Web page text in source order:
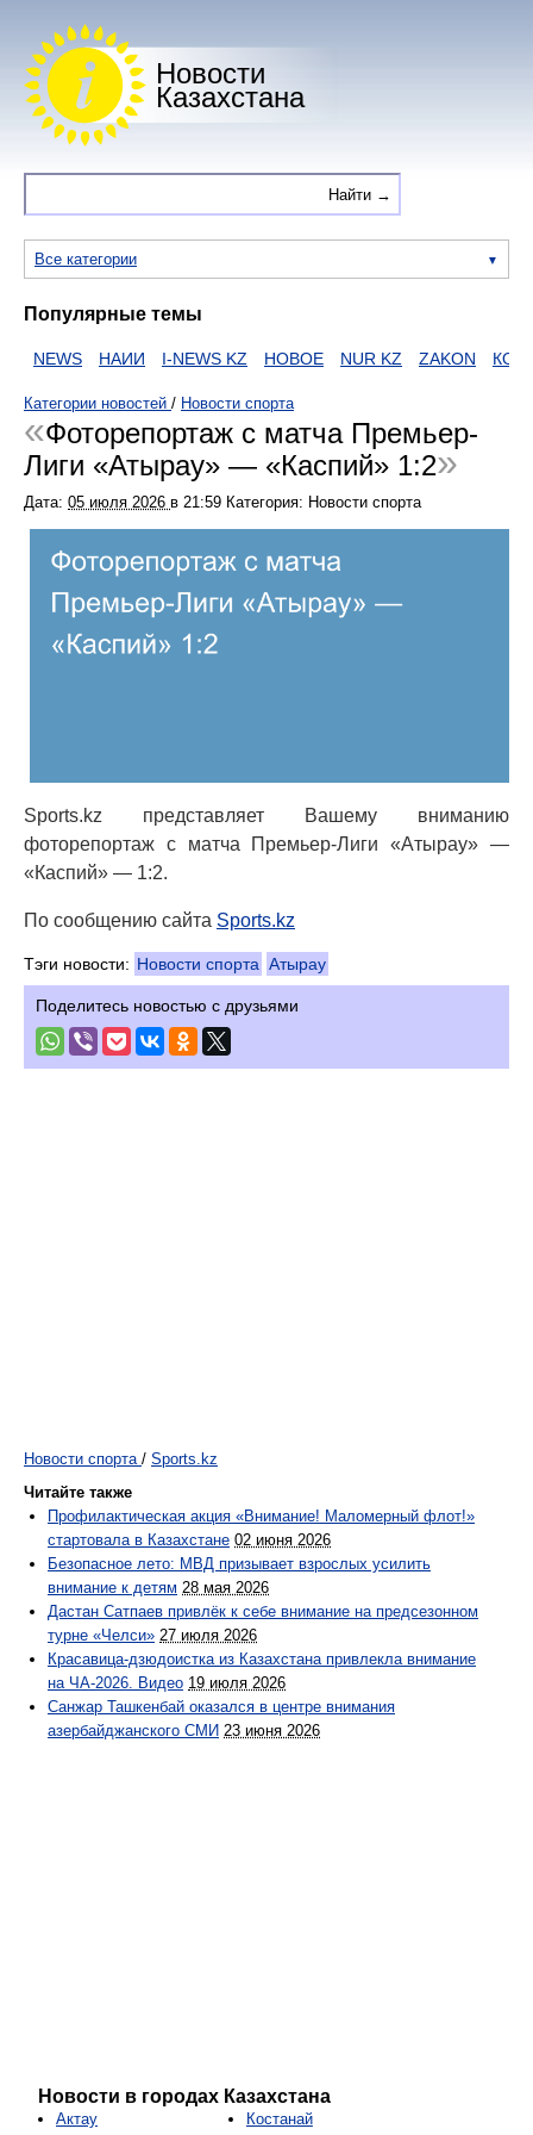
Новости
Казахстана
Все категории
Популярные темы
NEWS НАИИ I-NEWS KZ НОВОЕ NUR KZ ZAKON
Категории новостей / Новости спорта
Фоторепортаж с матча Премьер-
Лиги «Атырау» — «Каспий» 1:2
Дата: 05 июля 2026 в 21:59 Категория: Новости спорта
Sports.kz представляет Вашему вниманию
фоторепортаж с матча Премьер-Лиги «Атырау» —
«Каспий» — 1:2.
По сообщению сайта Sports.kz
Тэги новости: Новости спорта Атырау
Поделитесь новостью с друзьями
Новости спорта / Sports.kz
Читайте также
Профилактическая акция «Внимание! Маломерный флот!»
стартовала в Казахстане 02 июня 2026
Безопасное лето: МВД призывает взрослых усилить
внимание к детям 28 мая 2026
Дастан Сатпаев привлёк к себе внимание на предсезонном
турне «Челси» 27 июля 2026
Красавица-дзюдоистка из Казахстана привлекла внимание
на ЧА-2026. Видео 19 июля 2026
Санжар Ташкенбай оказался в центре внимания
азербайджанского СМИ 23 июня 2026
Новости в городах Казахстана
Актау Костанай